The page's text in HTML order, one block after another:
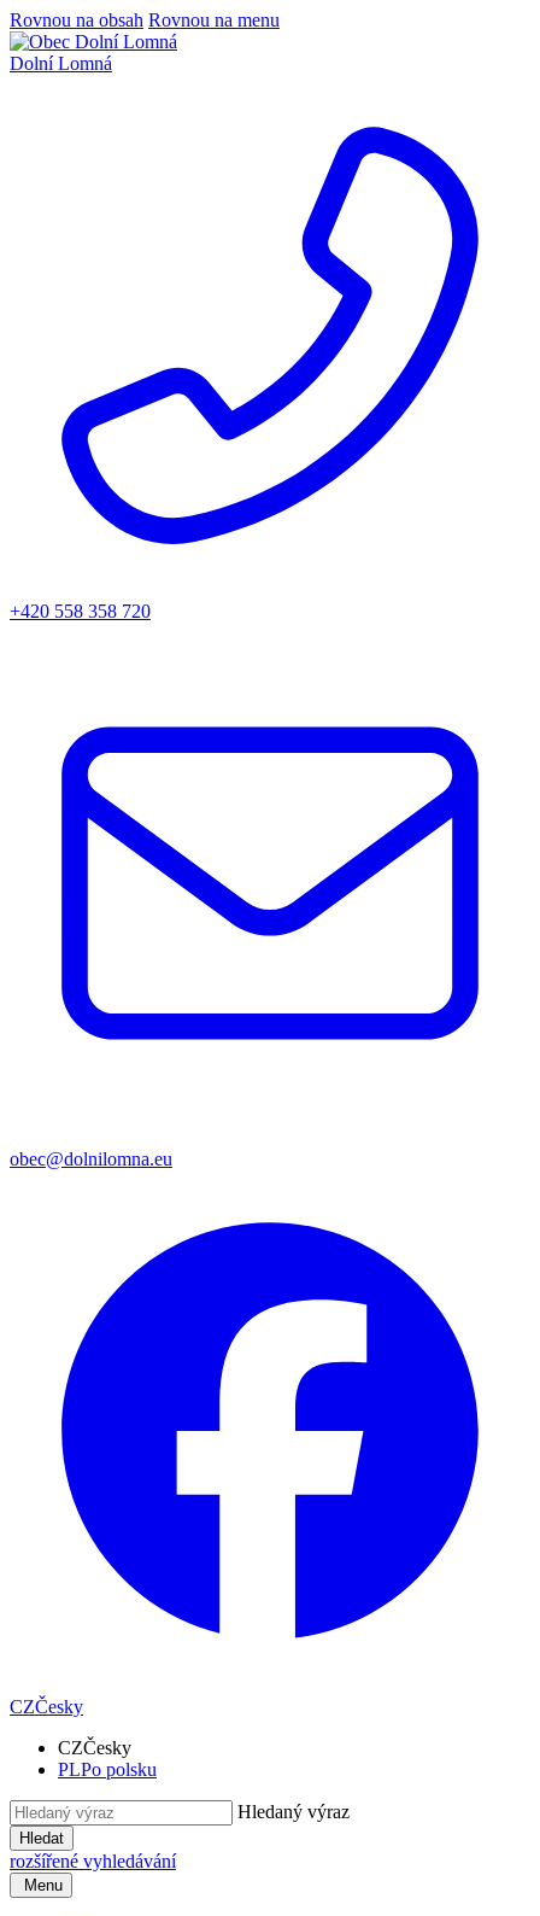
Rovnou na obsah Rovnou na menu
Dolní Lomná
+420 558 358 720
obec@dolnilomna.eu
CZČesky
CZČesky
PLPo polsku
Hledaný výraz
Hledat
rozšířené vyhledávání
Menu